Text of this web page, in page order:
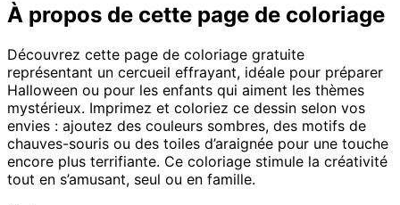
À propos de cette page de coloriage
Découvrez cette page de coloriage gratuite
représentant un cercueil effrayant, idéale pour préparer
Halloween ou pour les enfants qui aiment les thèmes
mystérieux. Imprimez et coloriez ce dessin selon vos
envies : ajoutez des couleurs sombres, des motifs de
chauves-souris ou des toiles d’araignée pour une touche
encore plus terrifiante. Ce coloriage stimule la créativité
tout en s’amusant, seul ou en famille.